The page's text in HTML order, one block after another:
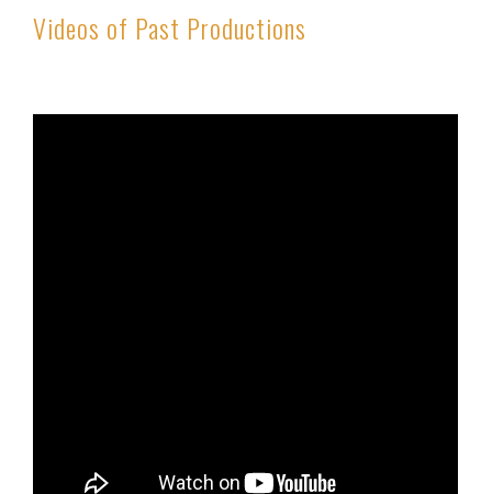
Videos of Past Productions